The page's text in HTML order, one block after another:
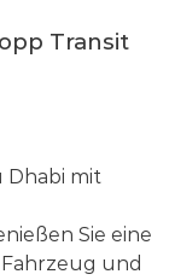
Transit
Dhabi mit
Sie eine
und